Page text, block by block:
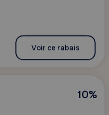
Voir ce rabais
10%